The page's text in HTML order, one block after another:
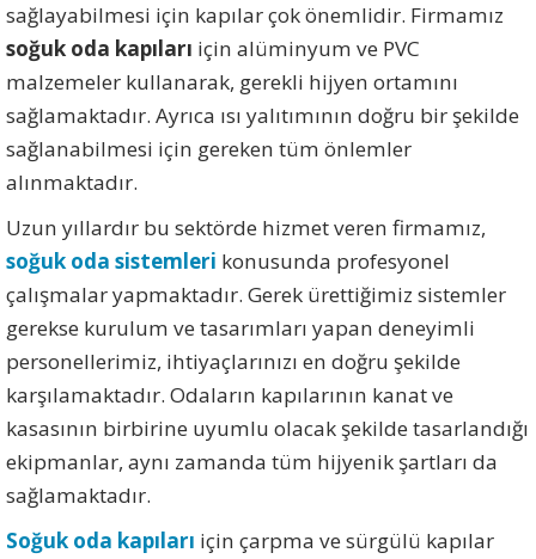
sağlayabilmesi için kapılar çok önemlidir. Firmamız
soğuk oda kapıları için alüminyum ve PVC
malzemeler kullanarak, gerekli hijyen ortamını
sağlamaktadır. Ayrıca ısı yalıtımının doğru bir şekilde
sağlanabilmesi için gereken tüm önlemler
alınmaktadır.
Uzun yıllardır bu sektörde hizmet veren firmamız,
soğuk oda sistemleri konusunda profesyonel
çalışmalar yapmaktadır. Gerek ürettiğimiz sistemler
gerekse kurulum ve tasarımları yapan deneyimli
personellerimiz, ihtiyaçlarınızı en doğru şekilde
karşılamaktadır. Odaların kapılarının kanat ve
kasasının birbirine uyumlu olacak şekilde tasarlandığı
ekipmanlar, aynı zamanda tüm hijyenik şartları da
sağlamaktadır.
Soğuk oda kapıları için çarpma ve sürgülü kapılar